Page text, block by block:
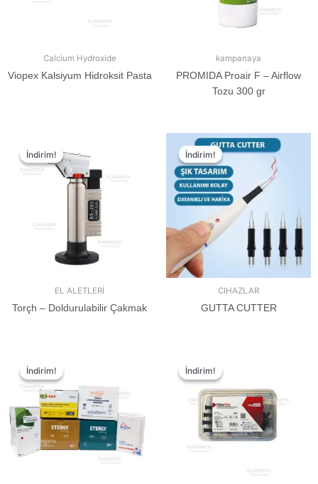
Calcium Hydroxide
Viopex Kalsiyum Hidroksit Pasta
kampanaya
PROMIDA Proair F – Airflow
Tozu 300 gr
İndirim!
İndirim!
EL ALETLERİ
Torçh – Doldurulabilir Çakmak
İndirim!
İndirim!
CIHAZLAR
GUTTA CUTTER
İndirim!
İndirim! İndirim!
İndirim!